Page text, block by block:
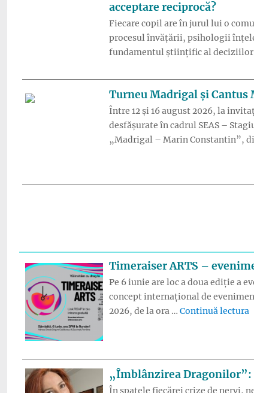
acceptare reciprocă?
Fiecare copil are în jurul lui o
procesul învățării, psihologii
fundamentul științific al deciziilor.
Turneu Madrigal și Cantus
Între 12 și 16 august 2026, la
desfășurate în cadrul SEAS –
„Madrigal – Marin Constantin”,
Timeraiser ARTS –
Pe 6 iunie are loc a doua ediție a
concept internațional de
2026, de la ora … Continuă lectura
„Îmblânzirea
În spatele fiecărei crize de nervi,